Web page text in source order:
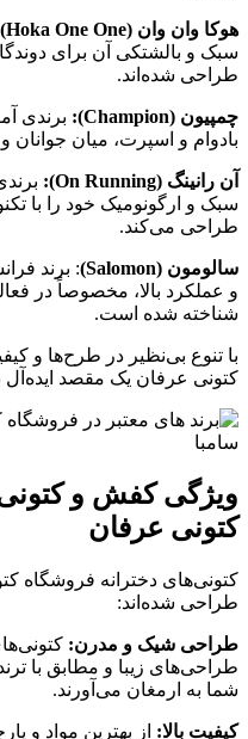
هوکا وان وان (Hoka One One):
سبک و بالشتکی آن برای
طراحی شده‌اند.
چمپیون (Champion):
برندی
بادوام و اسپرت، میان
آن رانینگ (On Running):
سبک و ارگونومیک خود را با
طراحی می‌کند.
سالومون (Salomon) : برند
و عملکرد بالا، مخصوصاً در
شناخته شده است.
با تنوع بی‌نظیر در طرح‌ها و
کتونی عرفان یک مقصد
ویژگی کفش و
کتونی عرفان
کتونی‌های دخترانه فروشگاه
طراحی شده‌اند:
طراحی شیک و مدرن:
طراحی‌های زیبا و مطابق با
شما به ارمغان می‌آورند.
کیفیت بالا: از بهترین مواد و